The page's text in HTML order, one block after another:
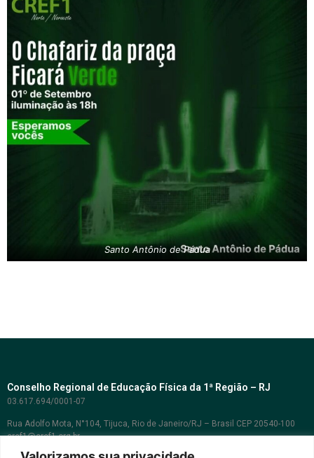
Santo Antônio de Pádua​
Conselho Regional de Educação Física da 1ª Região – RJ
03.617.694/0001-07
Rua Adolfo Mota, N°104, Tijuca, Rio de Janeiro/RJ – Brasil CEP 20540-100
cref1@cref1.org.br